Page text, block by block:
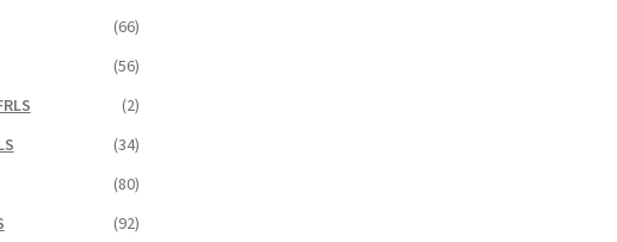
(66)
(56)
(2)
(34)
(80)
(92)